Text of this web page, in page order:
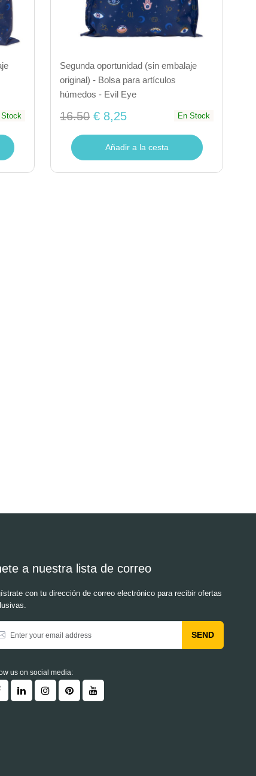
Stock
Segunda oportunidad (sin embalaje
original) - Bolsa para artículos
húmedos - Evil Eye
16.50 € 8,25 En Stock
Añadir a la cesta
a nuestra lista de correo
con tu dirección de correo electrónico para recibir ofertas
SEND
us on social media: